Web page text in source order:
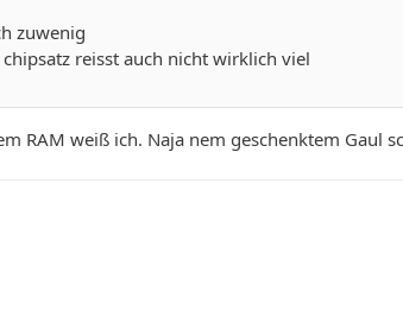
zuwenig
reisst auch nicht wirklich viel
RAM weiß ich. Naja nem geschenktem Gaul